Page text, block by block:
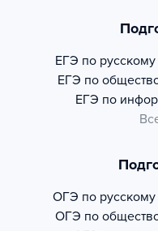
ЕГЭ по
ЕГЭ по
ЕГЭ по
ОГЭ по русскому
ОГЭ по